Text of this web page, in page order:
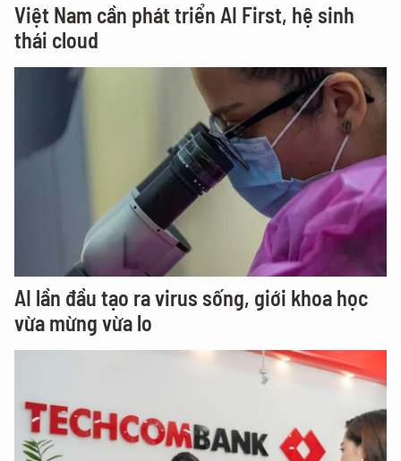
Việt Nam cần phát triển AI First, hệ sinh
thái cloud
AI lần đầu tạo ra virus sống, giới khoa học
vừa mừng vừa lo